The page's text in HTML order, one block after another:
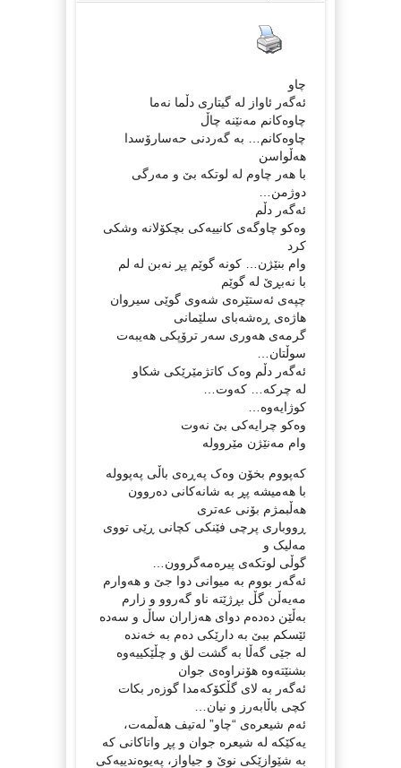
چاو
ئەگەر ئاواز لە گیتاری دڵما نەما
چاوەکانم مەنێنە چاڵ
چاوەکانم… بە گەردنی حەسارۆسدا
ھەڵواسن
با ھەر چاوم لە لوتکە بێ و مەرگی
دوژمن…
ئەگەر دڵم
وەکو چاوگەی کانییەکی بچکۆلانە وشکی
کرد
وام بنێژن… کونە گوێم پڕ نەبن لە لم
با نەبڕێ لە گوێم
چپەی ئەستێرەی شەوی گوێی سیروان
ھاژەی ڕەشەبای سلێمانی
گرمەی ھەوری سەر ترۆپکی ھەیبەت
سوڵتان…
ئەگەر دڵم وەک کاتژمێرێکی شکاو
لە چرکە… کەوت…
کوژایەوە…
وەکو چرایەکی بێ نەوت
وام مەنێژن مێروولە
کەپووم بخۆن وەک پەڕەی باڵی پەپوولە
با ھەمیشە پڕ بە شانەکانی دەروون
ھەڵبمژم بۆنی عەتری
ڕووباری پرچی فێنکی کچانی ڕێی تووی
مەلیک و
گوڵی لوتکەی پیرەمەگروون…
ئەگەر بووم بە میوانی دوا جێ و ھەوارم
مەیەڵن گڵ بڕژێتە ناو گەروو و زارم
بەڵێن دەدەم دوای ھەزاران ساڵ و سەدە
ئێسکم ببێ بە دارێکی دەم بە خەندە
لە جێی گەڵا بە گشت لق و چڵێکییەوە
بشنێتەوە ھۆنراوەی جوان
ئەگەر بە لای گڵکۆکەمدا گوزەر بکات
کچی باڵابەرز و نیان…
ئەم شیعرەی “چاو” لەتیف هەڵمەت،
یەکێکە لە شیعرە جوان و پڕ واتاکانی کە
بە شێوازێکی نوێ و جیاواز، پەیوەندییەکی